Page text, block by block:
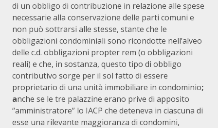
di un obbligo di contribuzione in relazione alle spese
necessarie alla conservazione delle parti comuni e
non può sottrarsi alle stesse, stante che le
obbligazioni condominiali sono ricondotte nell’alveo
delle c.d. obbligazioni propter rem (o obbligazioni
reali) e che, in sostanza, questo tipo di obbligo
contributivo sorge per il sol fatto di essere
proprietario di una unità immobiliare in condominio;
anche se le tre palazzine erano prive di apposito
“amministratore” lo IACP che deteneva in ciascuna di
esse una rilevante maggioranza di condomini,